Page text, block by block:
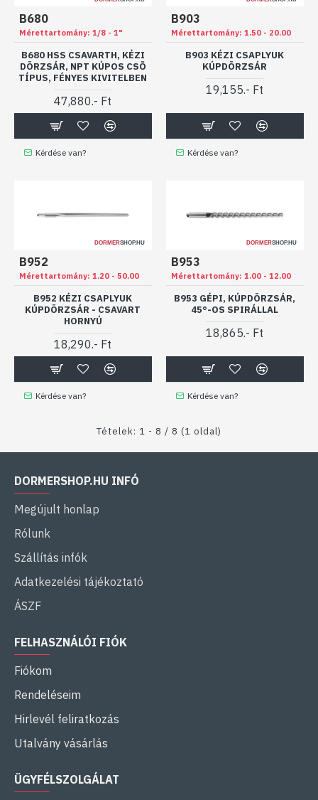
B680
Mérettartomány: 1/8 - 1"
B680 HSS CSAVARTH, KÉZI
DÖRZSÁR, NPT KÚPOS CSÕ
TÍPUS, FÉNYES KIVITELBEN
47,880.- Ft
Kérdése van?
B903
Mérettartomány: 1.50 - 20.00
B903 KÉZI CSAPLYUK
KÚPDÖRZSÁR
19,155.- Ft
Kérdése van?
DORMERSHOP.HU
B952
Mérettartomány: 1.20 - 50.00
B952 KÉZI CSAPLYUK
KÚPDÖRZSÁR - CSAVART
HORNYÚ
18,290.- Ft
Kérdése van?
DORMERSHOP.HU
B953
Mérettartomány: 1.00 - 12.00
B953 GÉPI, KÚPDÖRZSÁR,
45°-OS SPIRÁLLAL
18,865.- Ft
Kérdése van?
Tételek: 1 - 8 / 8 (1 oldal)
DORMERSHOP.HU INFÓ
Megújult honlap
Rólunk
Szállítás infók
Adatkezelési tájékoztató
ÁSZF
FELHASZNÁLÓI FIÓK
Fiókom
Rendeléseim
Hirlevél feliratkozás
Utalvány vásárlás
ÜGYFÉLSZOLGÁLAT